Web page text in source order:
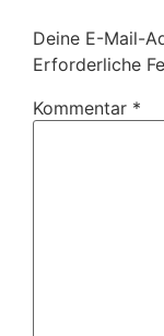
Deine E-Mail-
Erforderliche
Kommentar *